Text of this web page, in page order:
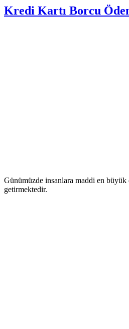
Kredi Kartı Borcu
Günümüzde insanlara maddi en büyük
getirmektedir.